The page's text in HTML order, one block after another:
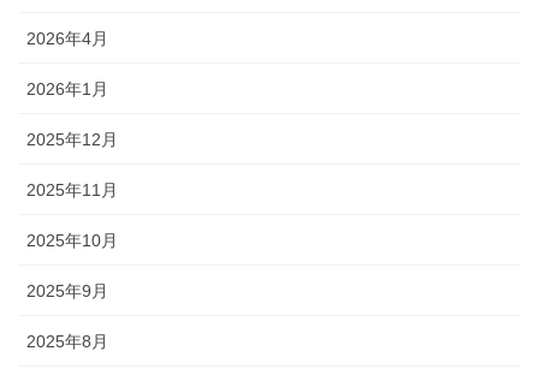
2026年4月
2026年1月
2025年12月
2025年11月
2025年10月
2025年9月
2025年8月